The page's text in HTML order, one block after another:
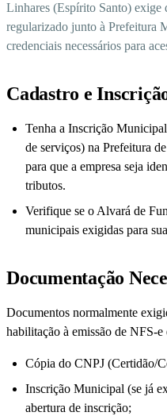
Linhares (Espírito Santo) exige
regularizado junto à Prefeitura
credenciais necessários para
Cadastro e
Tenha a Inscrição
de serviços) na Prefeitura
para que a empresa seja
tributos.
Verifique se o Alvará de
municipais exigidas para
Documentação
Documentos normalmente
habilitação à emissão de NFS-e
Cópia do CNPJ (Certidão/
Inscrição Municipal (se já
abertura de inscrição;